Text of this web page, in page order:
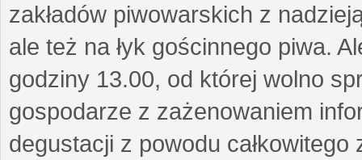
zakładów piwowarskich z
ale też na łyk gościnnego piwa.
godziny 13.00, od której wolno
gospodarze z zażenowaniem
degustacji z powodu